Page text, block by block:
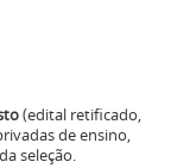
(edital retificado,
de ensino,
seleção.